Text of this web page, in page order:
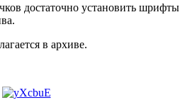
достаточно установить шрифты
в архиве.